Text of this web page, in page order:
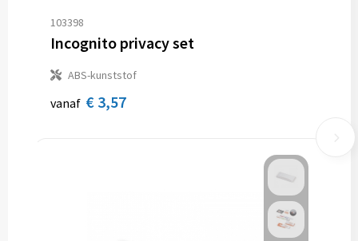
103398
Incognito privacy set
ABS-kunststof
vanaf € 3,57